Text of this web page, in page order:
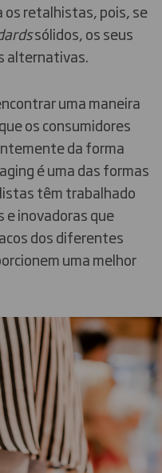
os retalhistas, pois, se
sólidos, os seus
alternativas.
uma maneira
os consumidores
da forma
é uma das formas
têm trabalhado
e inovadoras que
dos diferentes
uma melhor